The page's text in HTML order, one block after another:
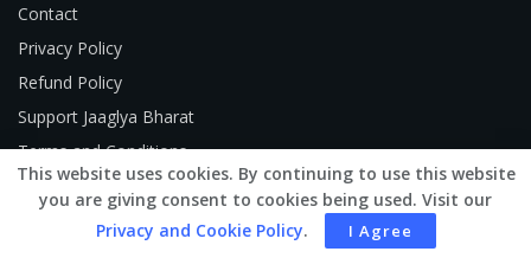
Contact
Privacy Policy
Refund Policy
Support Jaaglya Bharat
Terms and Conditions
This website uses cookies. By continuing to use this website
you are giving consent to cookies being used. Visit our
Privacy and Cookie Policy. I Agree